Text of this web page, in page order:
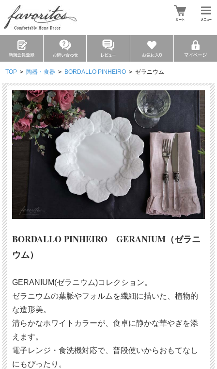
TOP > 陶器・食器 > BORDALLO PINHEIRO > ゼラニウム
BORDALLO PINHEIRO GERANIUM（ゼラニ
ウム）
GERANIUM(ゼラニウム)コレクション。
ゼラニウムの葉脈やフォルムを繊細に描いた、植物的
な造形美。
清らかなホワイトカラーが、食卓に静かな華やぎを添
えます。
電子レンジ・食洗機対応で、普段使いからおもてなし
にもぴったり。